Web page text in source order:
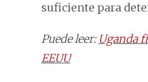
suficiente para
Puede leer: Uganda
EEUU